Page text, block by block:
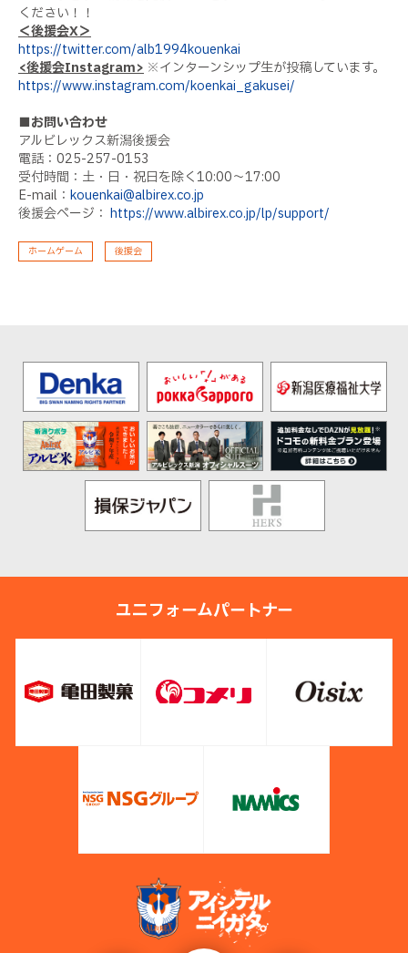
ください！！
＜後援会X＞
https://twitter.com/alb1994kouenkai
<後援会Instagram> ※インターンシップ生が投稿しています。
https://www.instagram.com/koenkai_gakusei/
■お問い合わせ
アルビレックス新潟後援会
電話：025-257-0153
受付時間：土・日・祝日を除く10:00〜17:00
E-mail： kouenkai@albirex.co.jp
後援会ページ： https://www.albirex.co.jp/lp/support/
ホームゲーム 後援会
ユニフォームパートナー